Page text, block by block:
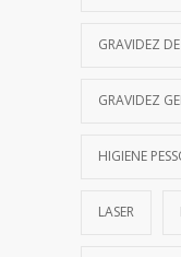
GRAVIDEZ
GRAVIDEZ
HIGIENE
LASER